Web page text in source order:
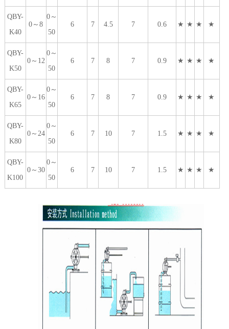
QBY-
K40
0～8
0～
50
6 7 4.5 7 0.6 ★ ★ ★ ★
QBY-
K50
0～12
0～
50
6 7 8 7 0.9 ★ ★ ★ ★
QBY-
K65
0～16
0～
50
6 7 8 7 0.9 ★ ★ ★ ★
QBY-
K80
0～24
0～
50
6 7 10 7 1.5 ★ ★ ★ ★
QBY-
K100
0～30
0～
50
6 7 10 7 1.5 ★ ★ ★ ★